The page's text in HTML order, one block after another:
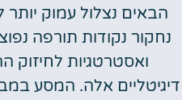
הבאים נצלול עמוק
נחקור נקודות תורפה
ואסטרטגיות לחיזוק
דיגיטליים אלה. המסע